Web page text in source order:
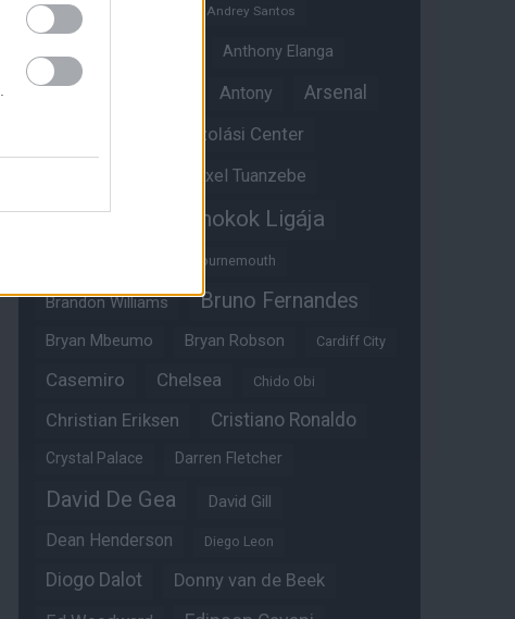
Andreas Pereira
Andrey Santos
Anthony Elanga
Anthony Martial Antony Arsenal
Átigazolási Center
Axel Tuanzebe
Bajnokok Ligája
Bournemouth
Brandon Williams Bruno Fernandes
Bryan Mbeumo Bryan Robson Cardiff City
Casemiro Chelsea Chido Obi
Christian Eriksen Cristiano Ronaldo
Crystal Palace Darren Fletcher
David De Gea David Gill
Dean Henderson Diego Leon
Diogo Dalot
Donny van de Beek